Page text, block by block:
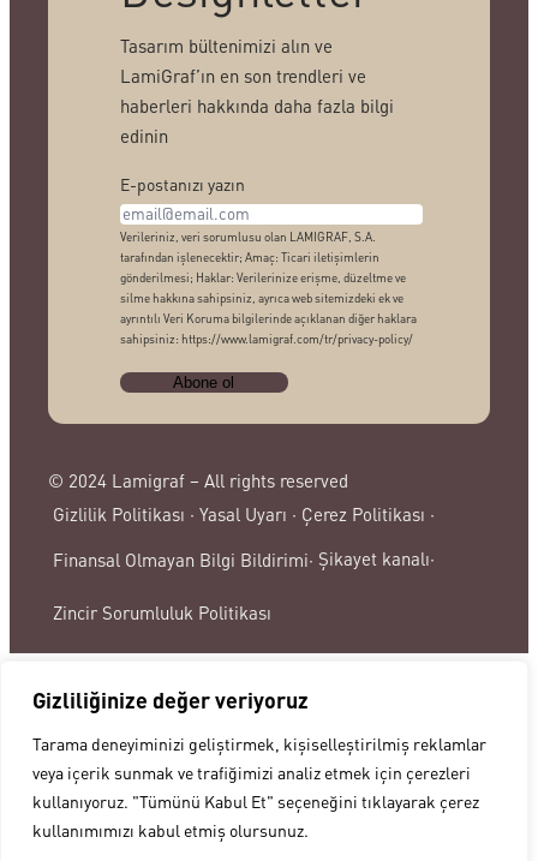
Gizliliğinize değer veriyoruz
Tarama deneyiminizi geliştirmek, kişiselleştirilmiş reklamlar
veya içerik sunmak ve trafiğimizi analiz etmek için çerezleri
kullanıyoruz. "Tümünü Kabul Et" seçeneğini tıklayarak çerez
kullanımımızı kabul etmiş olursunuz.
Tasarım bültenimizi alın ve
LamiGraf’ın en son trendleri ve
haberleri hakkında daha fazla bilgi
edinin
E-postanızı yazın
Verileriniz, veri sorumlusu olan LAMIGRAF, S.A.
tarafından işlenecektir; Amaç: Ticari iletişimlerin
gönderilmesi; Haklar: Verilerinize erişme, düzeltme ve
silme hakkına sahipsiniz, ayrıca web sitemizdeki ek ve
ayrıntılı Veri Koruma bilgilerinde açıklanan diğer haklara
sahipsiniz: https://www.lamigraf.com/tr/privacy-policy/
© 2024 Lamigraf – All rights reserved
Gizlilik Politikası · Yasal Uyarı · Çerez Politikası ·
Finansal Olmayan Bilgi Bildirimi· Şikayet kanalı·
Zincir Sorumluluk Politikası